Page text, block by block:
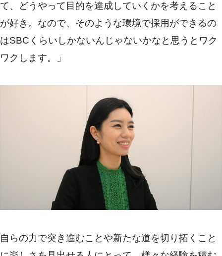
て、どうやって目的を達成していくかを考えること
が好き。なので、そのような環境で採用ができるの
はSBCくらいしかないんじゃないかなと思うとワク
ワクします。」
自らの力で突き進むことや新たな道を切り拓くこと